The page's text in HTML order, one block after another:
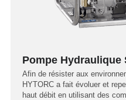
Pompe Hydraulique
Afin de résister aux
HYTORC a fait évoluer et
haut débit en utilisant des